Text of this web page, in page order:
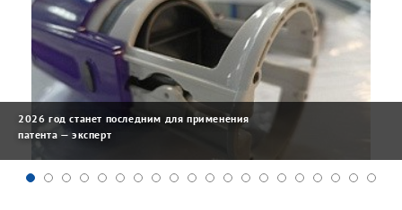
2026 год станет последним для применения
патента — эксперт